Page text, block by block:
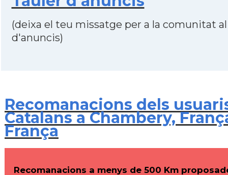
(deixa el teu missatge per a la comunitat
d'anuncis)
Recomanacions dels
Catalans a Chambery,
França
Recomanacions a menys de 500 Km